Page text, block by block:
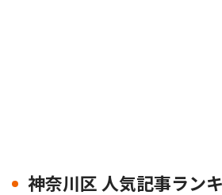
神奈川区 人気記事ラン